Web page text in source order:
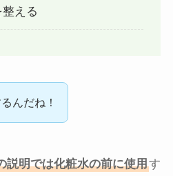
える
んだね！
説明では化粧水の前に使用す